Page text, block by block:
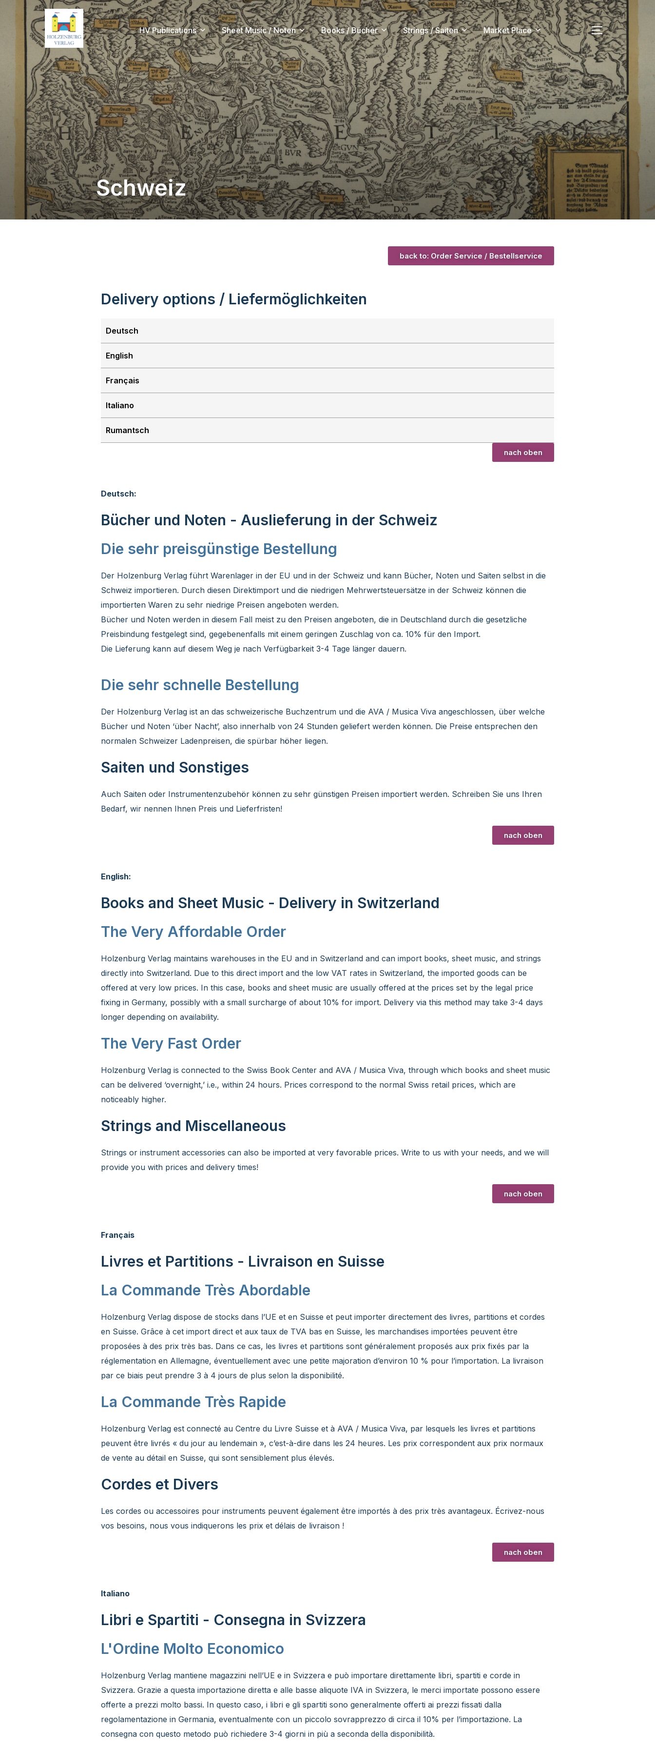
HV Publications Sheet Music / Noten Books / Bücher Strings / Saiten Market Place
Schweiz
back to: Order Service / Bestellservice
Delivery options / Liefermöglichkeiten
Deutsch
English
Français
Italiano
Rumantsch
nach oben
Deutsch:
Bücher und Noten - Auslieferung in der Schweiz
Die sehr preisgünstige Bestellung
Der Holzenburg Verlag führt Warenlager in der EU und in der Schweiz und kann Bücher, Noten und Saiten selbst in die
Schweiz importieren. Durch diesen Direktimport und die niedrigen Mehrwertsteuersätze in der Schweiz können die
importierten Waren zu sehr niedrige Preisen angeboten werden.
Bücher und Noten werden in diesem Fall meist zu den Preisen angeboten, die in Deutschland durch die gesetzliche
Preisbindung festgelegt sind, gegebenenfalls mit einem geringen Zuschlag von ca. 10% für den Import.
Die Lieferung kann auf diesem Weg je nach Verfügbarkeit 3-4 Tage länger dauern.
Die sehr schnelle Bestellung
Der Holzenburg Verlag ist an das schweizerische Buchzentrum und die AVA / Musica Viva angeschlossen, über welche
Bücher und Noten ‘über Nacht’, also innerhalb von 24 Stunden geliefert werden können. Die Preise entsprechen den
normalen Schweizer Ladenpreisen, die spürbar höher liegen.
Saiten und Sonstiges
Auch Saiten oder Instrumentenzubehör können zu sehr günstigen Preisen importiert werden. Schreiben Sie uns Ihren
Bedarf, wir nennen Ihnen Preis und Lieferfristen!
nach oben
English:
Books and Sheet Music - Delivery in Switzerland
The Very Affordable Order
Holzenburg Verlag maintains warehouses in the EU and in Switzerland and can import books, sheet music, and strings
directly into Switzerland. Due to this direct import and the low VAT rates in Switzerland, the imported goods can be
offered at very low prices. In this case, books and sheet music are usually offered at the prices set by the legal price
fixing in Germany, possibly with a small surcharge of about 10% for import. Delivery via this method may take 3-4 days
longer depending on availability.
The Very Fast Order
Holzenburg Verlag is connected to the Swiss Book Center and AVA / Musica Viva, through which books and sheet music
can be delivered ‘overnight,’ i.e., within 24 hours. Prices correspond to the normal Swiss retail prices, which are
noticeably higher.
Strings and Miscellaneous
Strings or instrument accessories can also be imported at very favorable prices. Write to us with your needs, and we will
provide you with prices and delivery times!
nach oben
Français
Livres et Partitions - Livraison en Suisse
La Commande Très Abordable
Holzenburg Verlag dispose de stocks dans l’UE et en Suisse et peut importer directement des livres, partitions et cordes
en Suisse. Grâce à cet import direct et aux taux de TVA bas en Suisse, les marchandises importées peuvent être
proposées à des prix très bas. Dans ce cas, les livres et partitions sont généralement proposés aux prix fixés par la
réglementation en Allemagne, éventuellement avec une petite majoration d’environ 10 % pour l’importation. La livraison
par ce biais peut prendre 3 à 4 jours de plus selon la disponibilité.
La Commande Très Rapide
Holzenburg Verlag est connecté au Centre du Livre Suisse et à AVA / Musica Viva, par lesquels les livres et partitions
peuvent être livrés « du jour au lendemain », c’est-à-dire dans les 24 heures. Les prix correspondent aux prix normaux
de vente au détail en Suisse, qui sont sensiblement plus élevés.
Cordes et Divers
Les cordes ou accessoires pour instruments peuvent également être importés à des prix très avantageux. Écrivez-nous
vos besoins, nous vous indiquerons les prix et délais de livraison !
nach oben
Italiano
Libri e Spartiti - Consegna in Svizzera
L'Ordine Molto Economico
Holzenburg Verlag mantiene magazzini nell’UE e in Svizzera e può importare direttamente libri, spartiti e corde in
Svizzera. Grazie a questa importazione diretta e alle basse aliquote IVA in Svizzera, le merci importate possono essere
offerte a prezzi molto bassi. In questo caso, i libri e gli spartiti sono generalmente offerti ai prezzi fissati dalla
regolamentazione in Germania, eventualmente con un piccolo sovrapprezzo di circa il 10% per l’importazione. La
consegna con questo metodo può richiedere 3-4 giorni in più a seconda della disponibilità.